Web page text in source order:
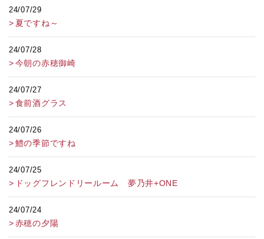
24/07/29
夏ですね～
24/07/28
今朝の赤穂御崎
24/07/27
食前酒グラス
24/07/26
鱧の季節ですね
24/07/25
ドッグフレンドリールーム 夢乃井+ONE
24/07/24
赤穂の夕陽